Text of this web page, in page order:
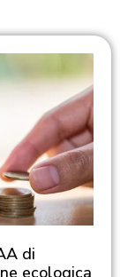
di
ecologica